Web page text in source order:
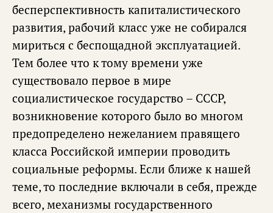
бесперспективность капиталистического
развития, рабочий класс уже не собирался
мириться с беспощадной эксплуатацией.
Тем более что к тому времени уже
существовало первое в мире
социалистическое государство – СССР,
возникновение которого было во многом
предопределено нежеланием правящего
класса Российской империи проводить
социальные реформы. Если ближе к нашей
теме, то последние включали в себя, прежде
всего, механизмы государственного